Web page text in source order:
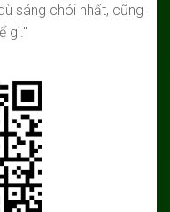
sáng chói nhất, cũng
gì."